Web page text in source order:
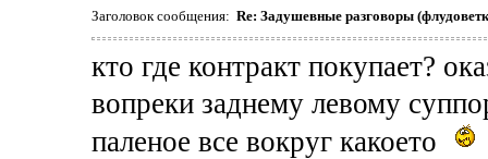
Заголовок сообщения: Re: Задушевные разговоры
кто где контракт покупает?
вопреки заднему левому
паленое все вокруг какоето